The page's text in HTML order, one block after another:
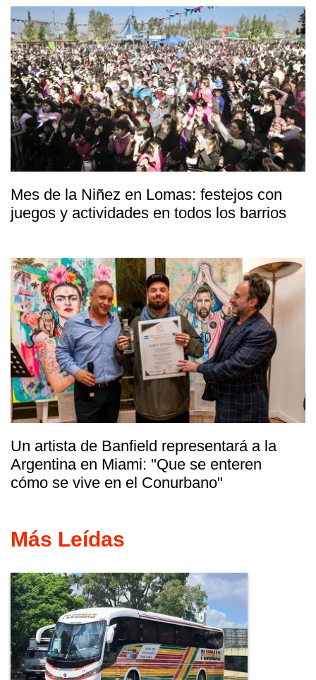
Mes de la Niñez en Lomas: festejos con
juegos y actividades en todos los barrios
Un artista de Banfield representará a la
Argentina en Miami: "Que se enteren
cómo se vive en el Conurbano"
Más Leídas